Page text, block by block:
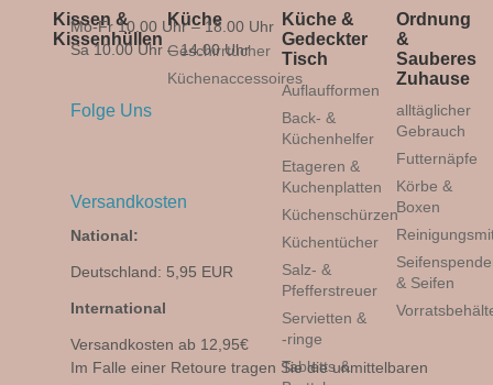
Kissen &
Kissenhüllen
Küche
Geschirrtücher
Küchenaccessoires
Küche &
Gedeckter
Tisch
Auflaufformen
Back- &
Küchenhelfer
Etageren &
Kuchenplatten
Küchenschürzen
Küchentücher
Salz- &
Pfefferstreuer
Servietten &
-ringe
Tabletts &
Ordnung
&
Sauberes
Zuhause
alltäglicher
Gebrauch
Futternäpfe
Körbe &
Boxen
& Seifen
Mo-Fr 10.00 Uhr – 18.00 Uhr
Sa 10.00 Uhr – 14.00 Uhr
Folge Uns
Versandkosten
National:
Deutschland: 5,95 EUR
International
Versandkosten ab 12,95€
Im Falle einer Retoure tragen Sie die unmittelbaren